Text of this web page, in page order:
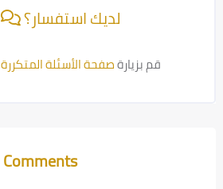
لديك استفسار؟
قم بزيارةصفحة الأسئلة المتكررة
Skip Comments
Comments